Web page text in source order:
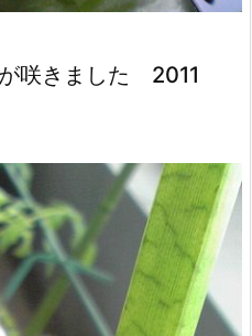
咲きました 2011